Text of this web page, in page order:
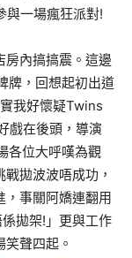
與一場瘋狂派對!
房內搞搞震。這邊
牌，回想起初出道
我好懷疑Twins
戲在後頭，導演
各位大呼嘆為觀
拋波波唔成功，
，事關阿嬌連翻用
拋架!」更與工作
聲四起。